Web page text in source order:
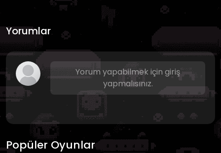
Yorumlar
Yorum yapabilmek için giriş
yapmalısınız.
Popüler Oyunlar